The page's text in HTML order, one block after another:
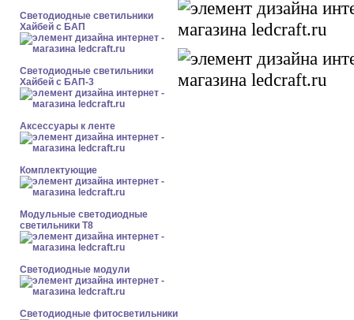
Светодиодные светильники
Хайбей с БАП
Светодиодные светильники
Хайбей с БАП-3
Аксессуары к ленте
Комплектующие
Модульные светодиодные
светильники Т8
Светодиодные модули
Светодиодные фитосветильники